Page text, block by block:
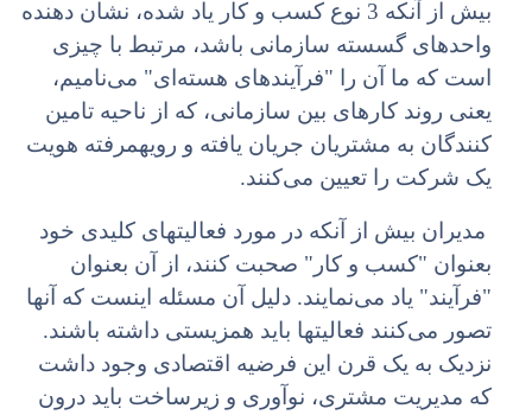
بیش از آنکه 3 نوع کسب و کار یاد شده، نشان دهنده
واحدهای گسسته سازمانی باشد، مرتبط با چیزی
است که ما آن را "فرآیندهای هسته‌ای" می‌نامیم،
یعنی روند کارهای بین سازمانی، که از ناحیه تامین
کنندگان به مشتریان جریان یافته و رویهمرفته هویت
یک شرکت را تعیین می‌کنند.
مدیران بیش از آنکه در مورد فعالیتهای کلیدی خود
بعنوان "کسب و کار" صحبت کنند، از آن بعنوان
"فرآیند" یاد می‌نمایند. دلیل آن مسئله اینست که آنها
تصور می‌کنند فعالیتها باید همزیستی داشته باشند.
نزدیک به یک قرن این فرضیه اقتصادی وجود داشت
که مدیریت مشتری، نوآوری و زیرساخت باید درون